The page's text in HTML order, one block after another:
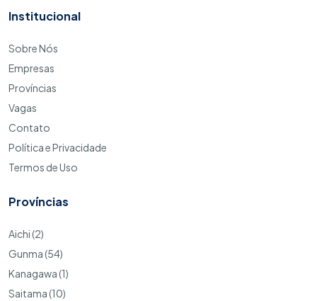
Institucional
Sobre Nós
Empresas
Províncias
Vagas
Contato
Política e Privacidade
Termos de Uso
Províncias
Aichi (2)
Gunma (54)
Kanagawa (1)
Saitama (10)